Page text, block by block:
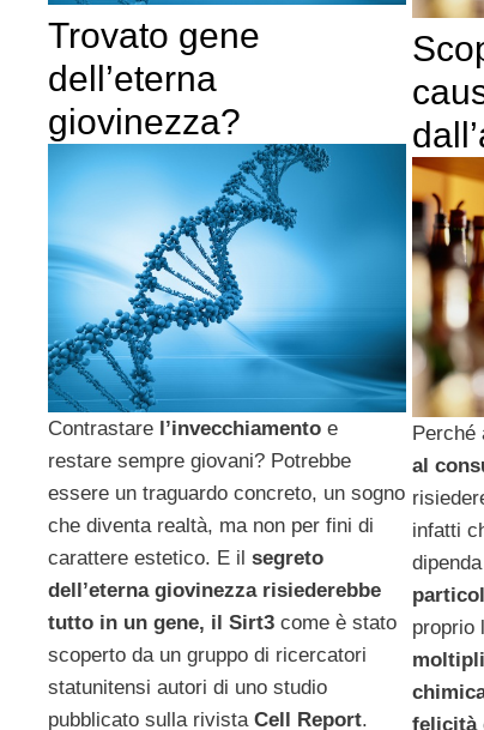
Trovato gene
dell’eterna
giovinezza?
Contrastare l’invecchiamento e
restare sempre giovani? Potrebbe
essere un traguardo concreto, un sogno
che diventa realtà, ma non per fini di
carattere estetico. E il segreto
dell’eterna giovinezza risiederebbe
tutto in un gene, il Sirt3 come è stato
scoperto da un gruppo di ricercatori
statunitensi autori di uno studio
pubblicato sulla rivista Cell Report.
Perché
al
infatti
proprio
felicità